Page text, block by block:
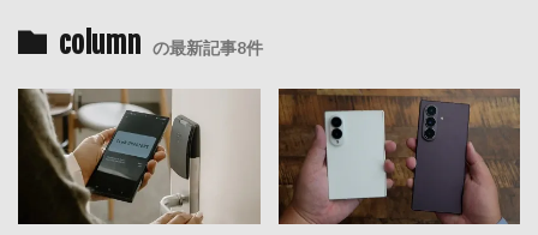
column の最新記事8件